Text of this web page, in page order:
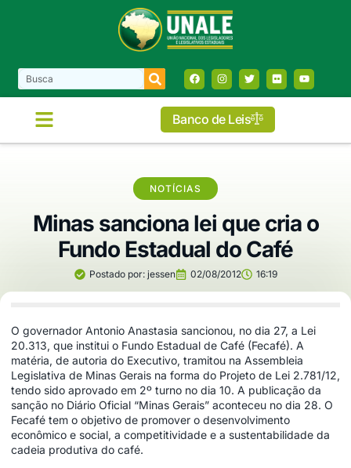
Banco de Leis
NOTÍCIAS
Minas sanciona lei que cria o
Fundo Estadual do Café
Postado por:jessen 02/08/2012 16:19
O governador Antonio Anastasia sancionou, no dia 27, a Lei
20.313, que institui o Fundo Estadual de Café (Fecafé). A
matéria, de autoria do Executivo, tramitou na Assembleia
Legislativa de Minas Gerais na forma do Projeto de Lei 2.781/12,
tendo sido aprovado em 2º turno no dia 10. A publicação da
sanção no Diário Oficial “Minas Gerais” aconteceu no dia 28. O
Fecafé tem o objetivo de promover o desenvolvimento
econômico e social, a competitividade e a sustentabilidade da
cadeia produtiva do café.